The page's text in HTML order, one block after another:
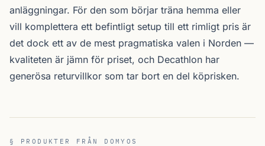
anläggningar. För den som börjar träna hemma eller
vill komplettera ett befintligt setup till ett rimligt pris är
det dock ett av de mest pragmatiska valen i Norden —
kvaliteten är jämn för priset, och Decathlon har
generösa returvillkor som tar bort en del köprisken.
§ PRODUKTER FRÅN DOMYOS